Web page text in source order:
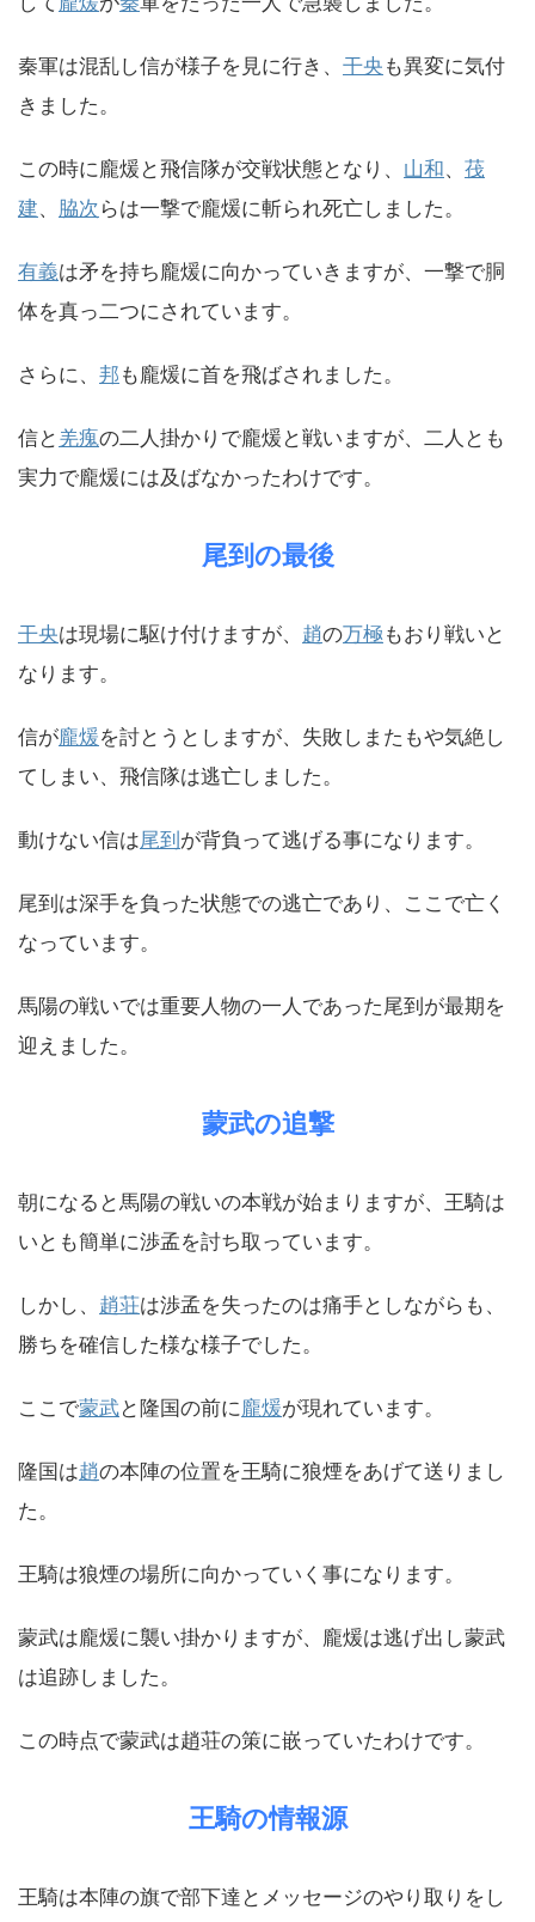
秦軍は混乱し信が様子を見に行き、 干央 も異変に気付
きました。
この時に龐煖と飛信隊が交戦状態となり、 山和、 茷
建、 脇次 らは一撃で龐煖に斬られ死亡しました。
有義は矛を持ち龐煖に向かっていきますが、一撃で胴
体を真っ二つにされています。
さらに、 邦 も龐煖に首を飛ばされました。
信と 羌瘣の二人掛かりで龐煖と戦いますが、二人とも
実力で龐煖には及ばなかったわけです。
尾到の最後
干央は現場に駆け付けますが、 趙の万極もおり戦いと
なります。
信が龐煖を討とうとしますが、失敗しまたもや気絶し
てしまい、飛信隊は逃亡しました。
動けない信は尾到が背負って逃げる事になります。
尾到は深手を負った状態での逃亡であり、ここで亡く
なっています。
馬陽の戦いでは重要人物の一人であった尾到が最期を
迎えました。
蒙武の追撃
朝になると馬陽の戦いの本戦が始まりますが、王騎は
いとも簡単に渉孟を討ち取っています。
しかし、 趙荘は渉孟を失ったのは痛手としながらも、
勝ちを確信した様な様子でした。
ここで蒙武と隆国の前に龐煖が現れています。
隆国は趙の本陣の位置を王騎に狼煙をあげて送りまし
た。
王騎は狼煙の場所に向かっていく事になります。
蒙武は龐煖に襲い掛かりますが、龐煖は逃げ出し蒙武
は追跡しました。
この時点で蒙武は趙荘の策に嵌っていたわけです。
王騎の情報源
王騎は本陣の旗で部下達とメッセージのやり取りをし